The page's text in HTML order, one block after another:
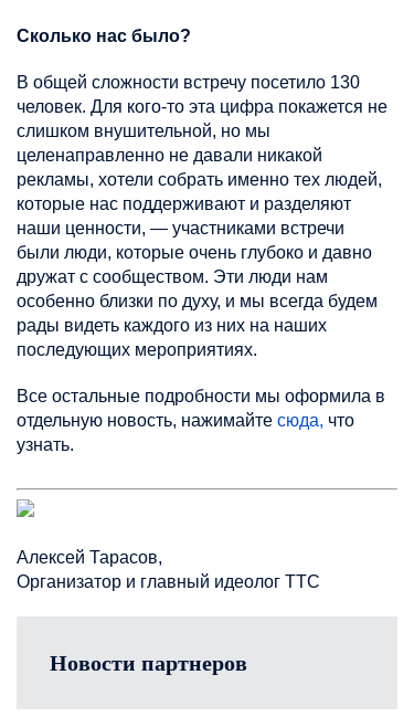
Сколько нас было?
В общей сложности встречу посетило 130
человек. Для кого-то эта цифра покажется не
слишком внушительной, но мы
целенаправленно не давали никакой
рекламы, хотели собрать именно тех людей,
которые нас поддерживают и разделяют
наши ценности, — участниками встречи
были люди, которые очень глубоко и давно
дружат с сообществом. Эти люди нам
особенно близки по духу, и мы всегда будем
рады видеть каждого из них на наших
последующих мероприятиях.
Все остальные подробности мы оформила в
отдельную новость, нажимайте сюда, что
узнать.
Алексей Тарасов,
Организатор и главный идеолог ТТС
Новости партнеров